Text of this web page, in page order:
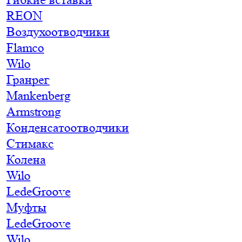
REON
Воздухоотводчики
Flamco
Wilo
Гранрег
Mankenberg
Armstrong
Конденсатоотводчики
Стимакс
Колена
Wilo
LedeGroove
Муфты
LedeGroove